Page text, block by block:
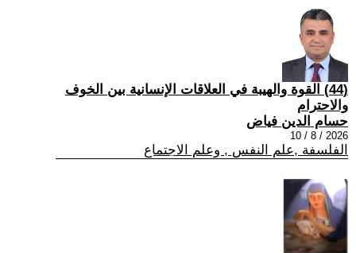
(44) القوة والهيبة في العلاقات الإنسانية بين الخوف
والاحترام
حسام الدين فياض
2026 / 8 / 10
الفلسفة ,علم النفس , وعلم الاجتماع